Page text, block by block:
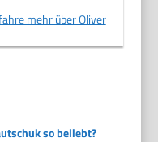
mehr über Oliver
so beliebt?